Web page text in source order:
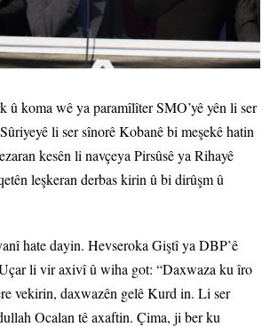
û koma wê ya paramîlîter SMO’yê yên li ser
li ser sînorê Kobanê bi meşekê hatin
kesên li navçeya Pirsûsê ya Rihayê
leşkeran derbas kirin û bi dirûşm û
hate dayin. Hevseroka Giştî ya DBP’ê
li vir axivî û wiha got: “Daxwaza ku îro
vekirin, daxwazên gelê Kurd in. Li ser
Ocalan tê axaftin. Çima, ji ber ku